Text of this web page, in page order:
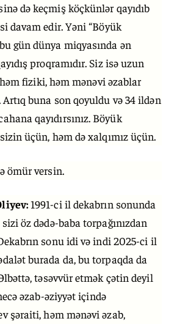
də keçmiş köçkünlər qayıdıb
davam edir. Yəni “Böyük
gün dünya miqyasında ən
proqramıdır. Siz isə uzun
fiziki, həm mənəvi əzablar
Artıq buna son qoyuldu və 34 ildən
qayıdırsınız. Böyük
üçün, həm də xalqımız üçün.
ömür versin.
1991-ci il dekabrın sonunda
öz dədə-baba torpağınızdan
sonu idi və indi 2025-ci il
burada da, bu torpaqda da
təsəvvür etmək çətin deyil
əzab-əziyyət içində
şəraiti, həm mənəvi əzab,